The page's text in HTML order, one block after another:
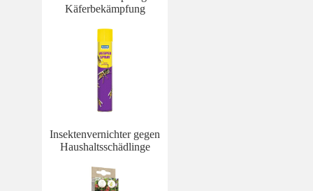
Käferbekämpfung
Insektenvernichter gegen
Haushaltsschädlinge